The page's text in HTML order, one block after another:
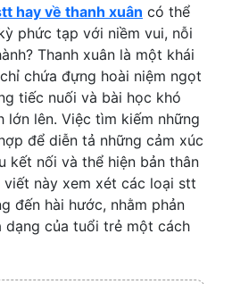
hay về thanh xuân có thể
phức tạp với niềm vui, nỗi
Thanh xuân là một khái
chứa đựng hoài niệm ngọt
tiếc nuối và bài học khó
lớn lên. Việc tìm kiếm những
để diễn tả những cảm xúc
kết nối và thể hiện bản thân
này xem xét các loại stt
đến hài hước, nhằm phản
dạng của tuổi trẻ một cách